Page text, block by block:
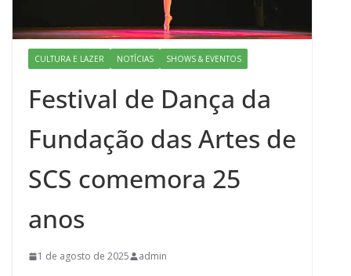
CULTURA E LAZER NOTÍCIAS SHOWS & EVENTOS
Festival de Dança da
Fundação das Artes de
SCS comemora 25
anos
1 de agosto de 2025 admin